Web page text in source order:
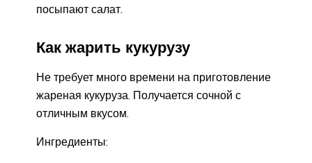
посыпают салат.
Как жарить кукурузу
Не требует много времени на приготовление
жареная кукуруза. Получается сочной с
отличным вкусом.
Ингредиенты: